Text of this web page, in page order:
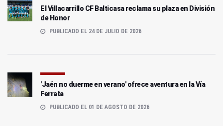
El Villacarrillo CF Balticasa reclama su plaza en División
de Honor
PUBLICADO EL 24 DE JULIO DE 2026
'Jaén no duerme en verano' ofrece aventura en la Vía
Ferrata
PUBLICADO EL 01 DE AGOSTO DE 2026